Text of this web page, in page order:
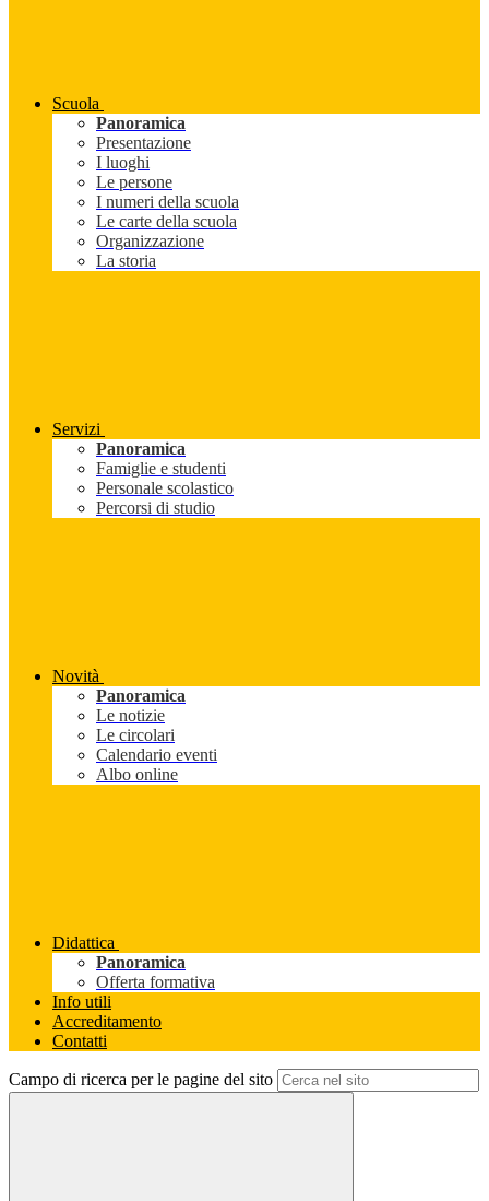
Scuola
Panoramica
Presentazione
I luoghi
Le persone
I numeri della scuola
Le carte della scuola
Organizzazione
La storia
Servizi
Panoramica
Famiglie e studenti
Personale scolastico
Percorsi di studio
Novità
Panoramica
Le notizie
Le circolari
Calendario eventi
Albo online
Didattica
Panoramica
Offerta formativa
Info utili
Accreditamento
Contatti
Campo di ricerca per le pagine del sito